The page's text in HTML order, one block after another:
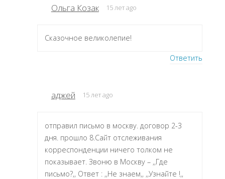
Ольга Козак 15 лет ago
Сказочное великолепие!
Ответить
аджей 15 лет ago
отправил письмо в москву. договор 2-3
дня. прошло 8.Сайт отслеживания
корреспонденции ничего толком не
показывает. Звоню в Москву – ,,Где
письмо?,, Ответ : ,,Не знаем,, ,,Узнайте !,,